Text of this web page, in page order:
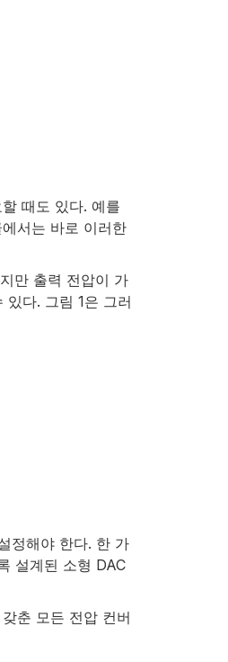
때도 있다. 예를
서는 바로 이러한
만 출력 전압이 가
다. 그림 1은 그러
정해야 한다. 한 가
설계된 소형 DAC
춘 모든 전압 컨버